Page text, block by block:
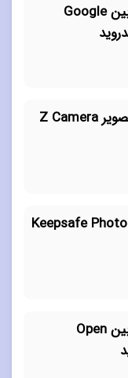
دانلود اپلیکیشن دوربین Google
دانلود برنامه ادیت تصویر Z Camera
دانلود برنامه امنیتی Keepsafe Photo
دانلود اپلیکیشن دوربین Open